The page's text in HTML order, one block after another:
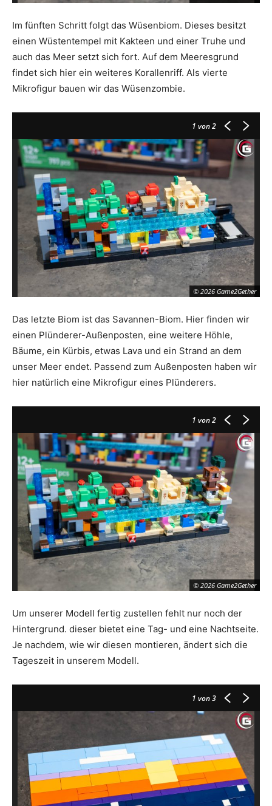
Im fünften Schritt folgt das Wüsenbiom. Dieses besitzt
einen Wüstentempel mit Kakteen und einer Truhe und
auch das Meer setzt sich fort. Auf dem Meeresgrund
findet sich hier ein weiteres Korallenriff. Als vierte
Mikrofigur bauen wir das Wüsenzombie.
1 von 2
© 2026 Game2Gether
Das letzte Biom ist das Savannen-Biom. Hier finden wir
einen Plünderer-Außenposten, eine weitere Höhle,
Bäume, ein Kürbis, etwas Lava und ein Strand an dem
unser Meer endet. Passend zum Außenposten haben wir
hier natürlich eine Mikrofigur eines Plünderers.
1 von 2
© 2026 Game2Gether
Um unserer Modell fertig zustellen fehlt nur noch der
Hintergrund. dieser bietet eine Tag- und eine Nachtseite.
Je nachdem, wie wir diesen montieren, ändert sich die
Tageszeit in unserem Modell.
1 von 3